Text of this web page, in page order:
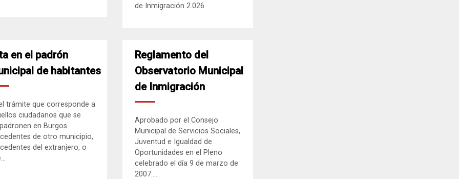
de Inmigración 2.026
en el padrón
de habitantes
trámite que corresponde a
ciudadanos que se
en Burgos
de otro municipio,
del extranjero, o
Reglamento del
Observatorio Municipal
de Inmigración
Aprobado por el Consejo
Municipal de Servicios Sociales,
Juventud e Igualdad de
Oportunidades en el Pleno
celebrado el día 9 de marzo de
2007....